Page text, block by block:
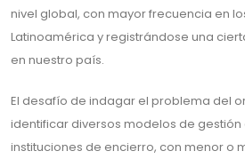
nivel global, con mayor frecuencia en
Latinoamérica y registrándose una
en nuestro país.
El desafío de indagar el problema del
identificar diversos modelos de gestión
instituciones de encierro, con menor o